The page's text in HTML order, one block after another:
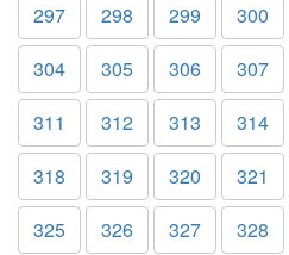
297
298 299 300
304
305 306 307
311
312 313 314
318
319 320 321
325
326 327 328